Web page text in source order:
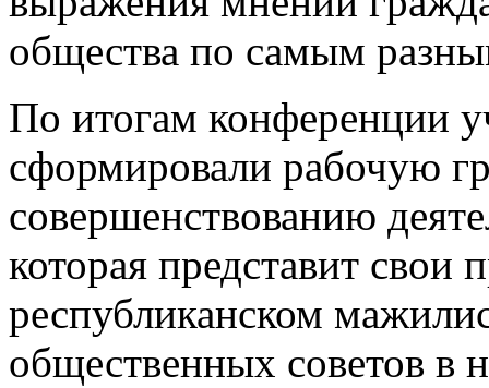
общества по самым
По итогам конференции
сформировали рабочую
совершенствованию
которая представит свои
республиканском
общественных советов в